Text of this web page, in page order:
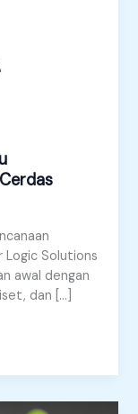
Solutions
awal dengan
dan […]